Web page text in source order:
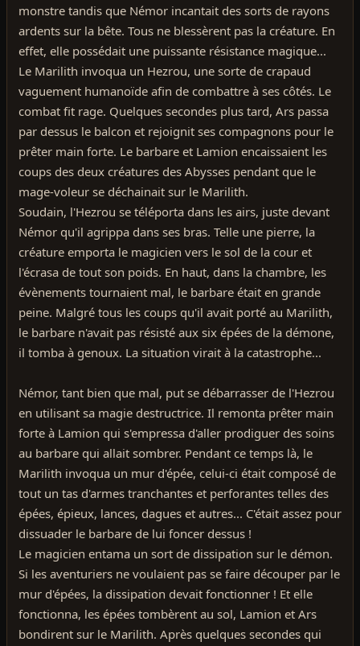
monstre tandis que Némor incantait des sorts de rayons
ardents sur la bête. Tous ne blessèrent pas la créature. En
effet, elle possédait une puissante résistance magique...
Le Marilith invoqua un Hezrou, une sorte de crapaud
vaguement humanoïde afin de combattre à ses côtés. Le
combat fit rage. Quelques secondes plus tard, Ars passa
par dessus le balcon et rejoignit ses compagnons pour le
prêter main forte. Le barbare et Lamion encaissaient les
coups des deux créatures des Abysses pendant que le
mage-voleur se déchainait sur le Marilith.
Soudain, l'Hezrou se téléporta dans les airs, juste devant
Némor qu'il agrippa dans ses bras. Telle une pierre, la
créature emporta le magicien vers le sol de la cour et
l'écrasa de tout son poids. En haut, dans la chambre, les
évènements tournaient mal, le barbare était en grande
peine. Malgré tous les coups qu'il avait porté au Marilith,
le barbare n'avait pas résisté aux six épées de la démone,
il tomba à genoux. La situation virait à la catastrophe...
Némor, tant bien que mal, put se débarrasser de l'Hezrou
en utilisant sa magie destructrice. Il remonta prêter main
forte à Lamion qui s'empressa d'aller prodiguer des soins
au barbare qui allait sombrer. Pendant ce temps là, le
Marilith invoqua un mur d'épée, celui-ci était composé de
tout un tas d'armes tranchantes et perforantes telles des
épées, épieux, lances, dagues et autres... C'était assez pour
dissuader le barbare de lui foncer dessus !
Le magicien entama un sort de dissipation sur le démon.
Si les aventuriers ne voulaient pas se faire découper par le
mur d'épées, la dissipation devait fonctionner ! Et elle
fonctionna, les épées tombèrent au sol, Lamion et Ars
bondirent sur le Marilith. Après quelques secondes qui